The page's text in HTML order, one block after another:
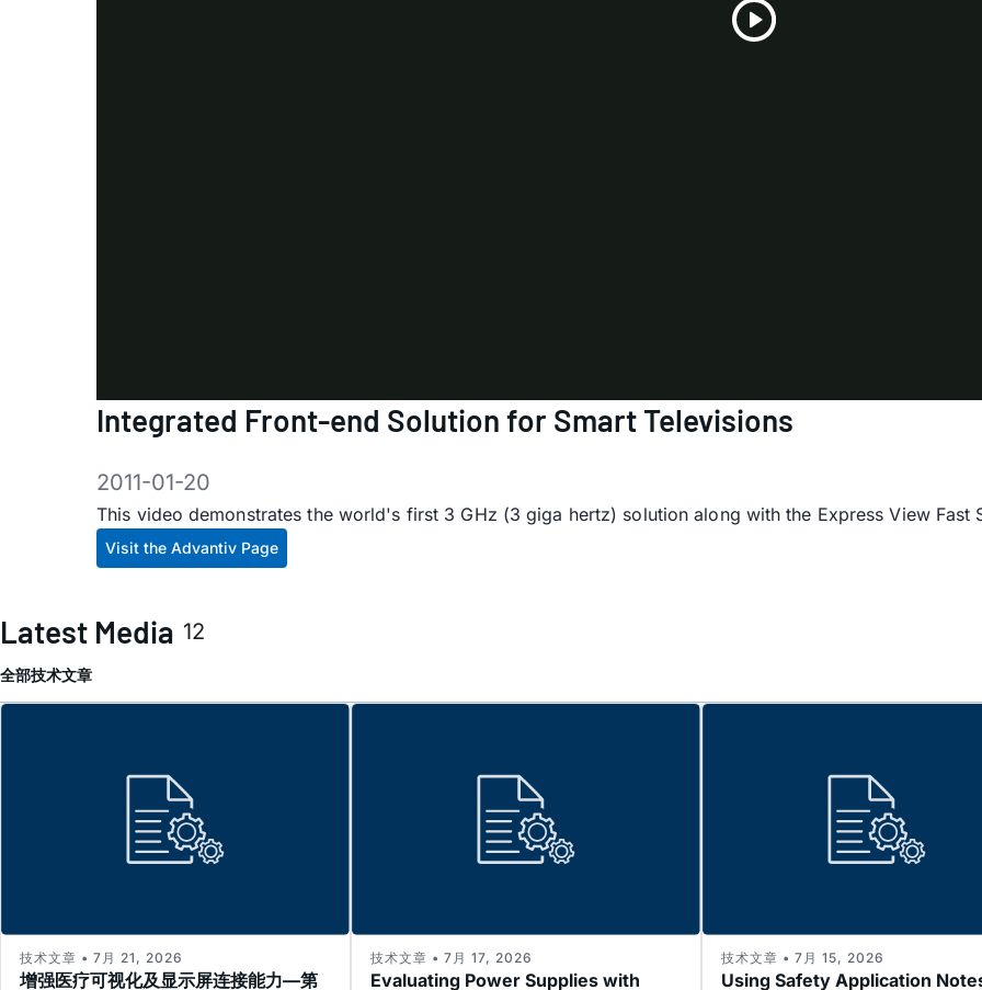
Integrated Front-end Solution for Smart Televisions
2011-01-20
This video demonstrates the world's first 3 GHz (3 giga hertz) solution along with the Express View Fast
Visit the Advantiv Page
Latest Media 12
全部技术文章
增强医疗可视化及显示屏连接能力—第
技术文章 • 7月 21, 2026
Evaluating Power Supplies with
技术文章 • 7月 17, 2026
Using Safety Application
技术文章 • 7月 15, 2026